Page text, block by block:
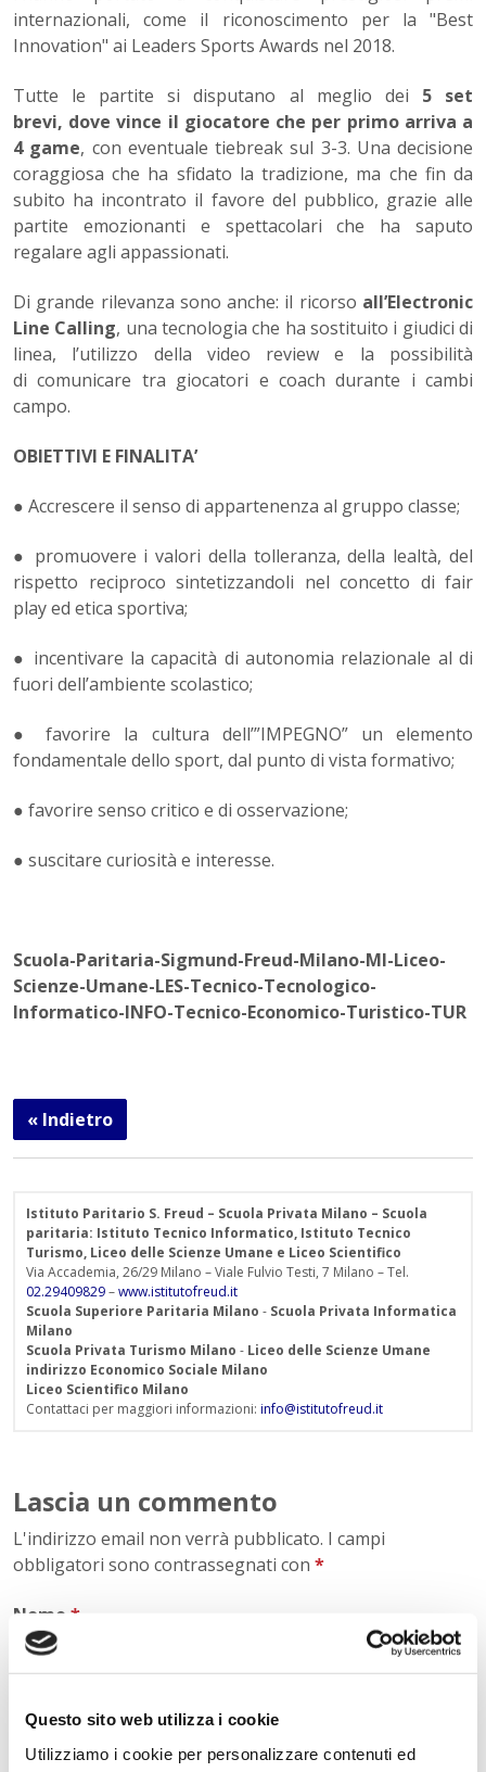
Questo sito web utilizza i cookie
Utilizziamo i cookie per personalizzare contenuti ed
internazionali, come il riconoscimento per la "Best
Innovation" ai Leaders Sports Awards nel 2018.
Tutte le partite si disputano al meglio dei 5 set
brevi, dove vince il giocatore che per primo arriva a
4 game, con eventuale tiebreak sul 3-3. Una decisione
coraggiosa che ha sfidato la tradizione, ma che fin da
subito ha incontrato il favore del pubblico, grazie alle
partite emozionanti e spettacolari che ha saputo
regalare agli appassionati.
Di grande rilevanza sono anche: il ricorso all’Electronic
Line Calling, una tecnologia che ha sostituito i giudici di
linea, l’utilizzo della video review e la possibilità
di comunicare tra giocatori e coach durante i cambi
campo.
OBIETTIVI E FINALITA’
● Accrescere il senso di appartenenza al gruppo classe;
● promuovere i valori della tolleranza, della lealtà, del
rispetto reciproco sintetizzandoli nel concetto di fair
play ed etica sportiva;
● incentivare la capacità di autonomia relazionale al di
fuori dell’ambiente scolastico;
● favorire la cultura dell’”IMPEGNO” un elemento
fondamentale dello sport, dal punto di vista formativo;
● favorire senso critico e di osservazione;
● suscitare curiosità e interesse.
Scuola-Paritaria-Sigmund-Freud-Milano-MI-Liceo-
Scienze-Umane-LES-Tecnico-Tecnologico-
Informatico-INFO-Tecnico-Economico-Turistico-TUR
« Indietro
Istituto Paritario S. Freud – Scuola Privata Milano – Scuola
paritaria: Istituto Tecnico Informatico, Istituto Tecnico
Turismo, Liceo delle Scienze Umane e Liceo Scientifico
Via Accademia, 26/29 Milano – Viale Fulvio Testi, 7 Milano – Tel.
02.29409829–www.istitutofreud.it
Scuola Superiore Paritaria Milano - Scuola Privata Informatica
Milano
Scuola Privata Turismo Milano - Liceo delle Scienze Umane
indirizzo Economico Sociale Milano
Liceo Scientifico Milano
Contattaci per maggiori informazioni: info@istitutofreud.it
Lascia un commento
L'indirizzo email non verrà pubblicato. I campi
obbligatori sono contrassegnati con *
Nome *
E-mail*